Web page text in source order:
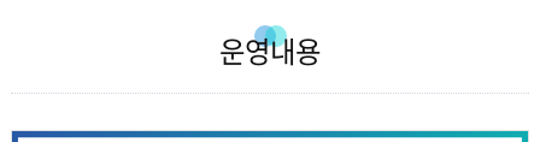
운영내용